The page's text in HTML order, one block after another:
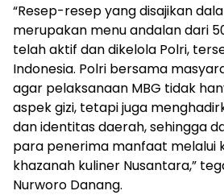
“Resep-resep yang disajikan
merupakan menu andalan dari
telah aktif dan dikelola Polri,
Indonesia. Polri bersama
agar pelaksanaan MBG tidak
aspek gizi, tetapi juga
dan identitas daerah, sehingga
para penerima manfaat melalui
khazanah kuliner Nusantara,”
Nurworo Danang.